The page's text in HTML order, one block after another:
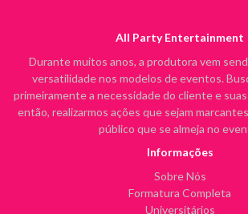
All Party Entertainment
Durante muitos anos, a produtora vem
versatilidade nos modelos de eventos.
primeiramente a necessidade do cliente e
então, realizarmos ações que sejam
público que se almeja no
Informações
Sobre Nós
Formatura Completa
Universitários